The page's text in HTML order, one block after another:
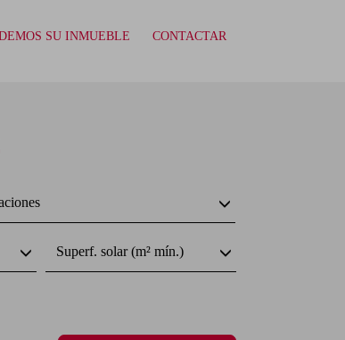
SU INMUEBLE CONTACTAR
Superf. solar (m² mín.)